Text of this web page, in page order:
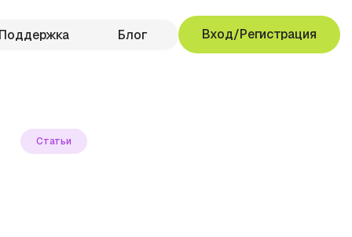
Блог Вход/Регистрация
Статьи